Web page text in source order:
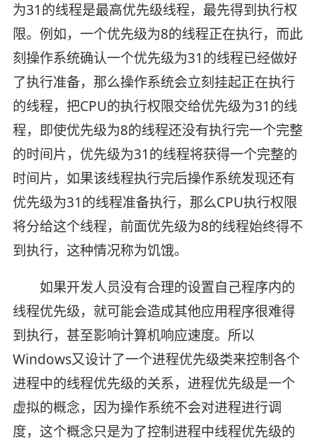
为31的线程是最高优先级线程，最先得到执行权
限。例如，一个优先级为8的线程正在执行，而此
刻操作系统确认一个优先级为31的线程已经做好
了执行准备，那么操作系统会立刻挂起正在执行
的线程，把CPU的执行权限交给优先级为31的线
程，即使优先级为8的线程还没有执行完一个完整
的时间片，优先级为31的线程将获得一个完整的
时间片，如果该线程执行完后操作系统发现还有
优先级为31的线程准备执行，那么CPU执行权限
将分给这个线程，前面优先级为8的线程始终得不
到执行，这种情况称为饥饿。
​​如果开发人员没有合理的设置自己程序内的
线程优先级，就可能会造成其他应用程序很难得
到执行，甚至影响计算机响应速度。所以
Windows又设计了一个进程优先级类来控制各个
进程中的线程优先级的关系，进程优先级是一个
虚拟的概念，因为操作系统不会对进程进行调
度，这个概念只是为了控制进程中线程优先级的